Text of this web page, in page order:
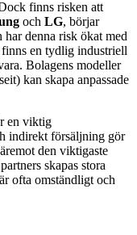
finns risken att
och LG, börjar
denna risk ökat med
en tydlig industriell
Bolagens modeller
kan skapa anpassade
en viktig
indirekt försäljning gör
den viktigaste
skapas stora
ofta omständligt och